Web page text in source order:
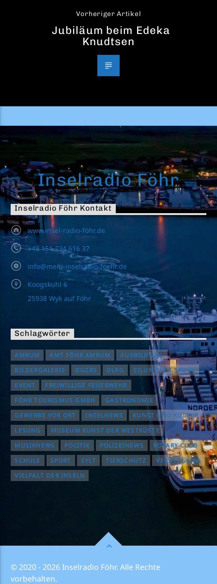
Vorheriger Artikel
Jubiläum beim Edeka
Knudtsen
Inselradio Föhr
Inselradio Föhr Kontakt
www.insel-radio-föhr.de
+49 151 234 616 37
info@mein-inselradio-foehr.de
Koogskuhl 6
25938 Wyk auf Föhr
Schlagwörter
AMRUM AMT FÖHR AMRUM
AUSBILDUNG
BILDERGALERIE
DGZRS DLRG
EILUN-FEER-SKUUL
EVENT
FREIWILLIGE FEUERWEHR
FÖHR TOURISMUS GMBH
GASTRONOMIE
GEWERBE VOR ORT
INSELNEWS
KUNST UND KULTUR
LESUNG
MUSEUM KUNST DER WESTKÜSTE
MUSIKNEWS
POLITIK POLIZEINEWS
ROTARY CLUB
SCHULE
SPORT SYLT TIERSCHUTZ
VERSORGUNG
VIELFALT DER INSELN
© 2020 - 2026 Inselradio Föhr. Alle Rechte
vorbehalten.